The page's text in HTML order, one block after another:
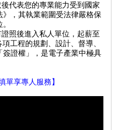
代表您的專業能力受到國家
，其執業範圍受法律嚴格保
照後進入私人單位，起薪至
工程的規劃、設計、督導、
證權」，是電子產業中極具
單享專人服務】